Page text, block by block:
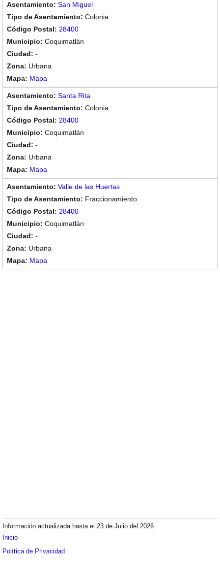
San Miguel
Colonia
28400
Coquimatlán
-
Urbana
Mapa
Santa Rita
Colonia
28400
Coquimatlán
-
Urbana
Mapa
Valle de las Huertas
Fraccionamiento
28400
Coquimatlán
-
Urbana
Mapa
Información actualizada hasta el 23 de Julio del 2026.
Inicio
Política de Privacidad